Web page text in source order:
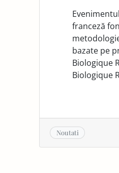
Evenimentul
franceză
bazate pe
Biologique
Biologique
Noutati